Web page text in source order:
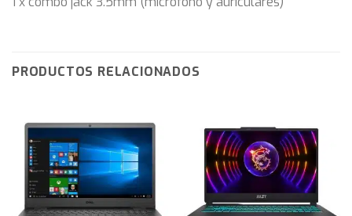
PRODUCTOS RELACIONADOS